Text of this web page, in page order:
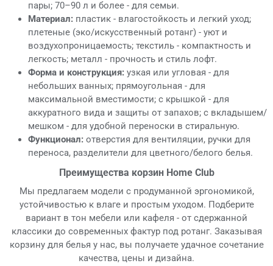
пары; 70–90 л и более - для семьи.
Материал: пластик - влагостойкость и легкий уход;
плетеные (эко/искусственный ротанг) - уют и
воздухопроницаемость; текстиль - компактность и
легкость; металл - прочность и стиль лофт.
Форма и конструкция: узкая или угловая - для
небольших ванных; прямоугольная - для
максимальной вместимости; с крышкой - для
аккуратного вида и защиты от запахов; с вкладышем/
мешком - для удобной переноски в стиральную.
Функционал: отверстия для вентиляции, ручки для
переноса, разделители для цветного/белого белья.
Преимущества корзин Home Club
Мы предлагаем модели с продуманной эргономикой,
устойчивостью к влаге и простым уходом. Подберите
вариант в тон мебели или кафеля - от сдержанной
классики до современных фактур под ротанг. Заказывая
корзину для белья у нас, вы получаете удачное сочетание
качества, цены и дизайна.